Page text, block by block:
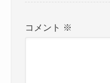
コメント ※